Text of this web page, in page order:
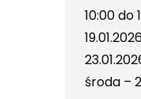
10:00 do
środa –